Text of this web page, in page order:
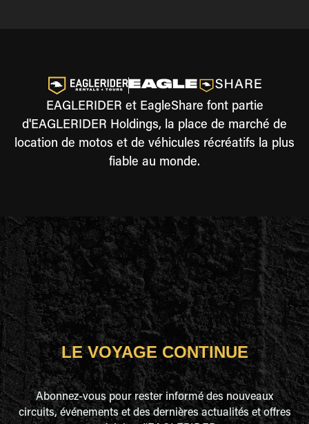
EAGLERIDER et EagleShare font partie
d'EAGLERIDER Holdings, la place de marché de
location de motos et de véhicules récréatifs la plus
fiable au monde.
LE VOYAGE CONTINUE
Abonnez-vous pour rester informé des nouveaux
circuits, événements et des dernières actualités et offres